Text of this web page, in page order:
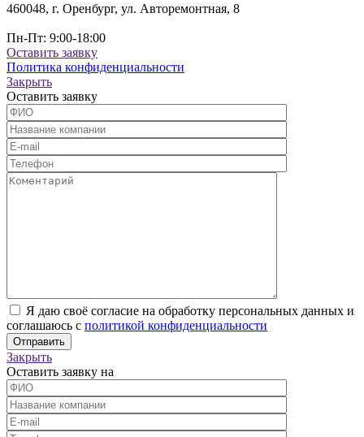
460048, г. Оренбург, ул. Авторемонтная, 8
Пн-Пт: 9:00-18:00
Оставить заявку
Политика конфиденциальности
Закрыть
Оставить заявку
Я даю своё согласие на обработку персональных данных и
соглашаюсь с политикой конфиденциальности
Закрыть
Оставить заявку на